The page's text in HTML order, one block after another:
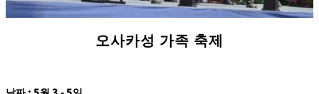
오사카성 가족 축제